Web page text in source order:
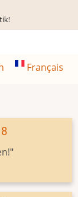
Français